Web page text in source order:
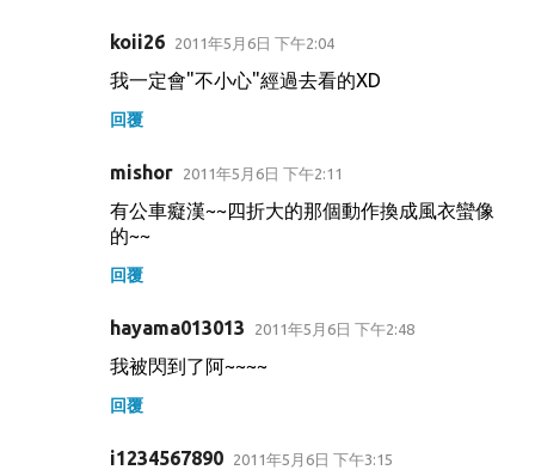
koii26 2011年5月6日 下午2:04
我一定會"不小心"經過去看的XD
回覆
mishor 2011年5月6日 下午2:11
有公車癡漢~~四折大的那個動作換成風衣蠻像
的~~
回覆
hayama013013 2011年5月6日 下午2:48
我被閃到了阿~~~~
回覆
i1234567890 2011年5月6日 下午3:15